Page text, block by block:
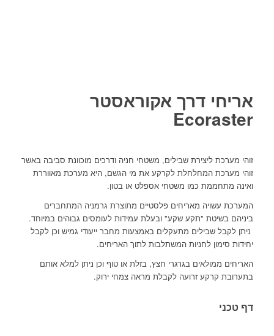
אריחי דרך אקוראסטר
Ecoraster
זוהי מערכת ליצירת שבילים, משטחי חניה ודרכים מוכוונת סביבה באשר
זוהי מערכת המחלחלת לקרקע את מי הגשם, היא מערכת מאווררת
ואינה מתחממת כמו משטחי אספלט או בטון.
המערכת עשויה מאריחים פלסטיים מתוצרת גרמניה המתחברים
ביניהם בשיטת "תקע שקע" ובעלת עמידות לעומסים גבוהים במיוחד.
ניתן לקבל שבילים מתעקלים באמצעות מחבר ייעודי גמיש וכן לקבל
יחידות סימון לחניות המשתלבות לתוך האריחים.
האריחים ממולאים בגרגרי חצץ, בזלת או טוף וכן ניתן למלא אותם
בתערובת קרקע זרועה לקבלת מראה צמחי ירוק.
דף טכני